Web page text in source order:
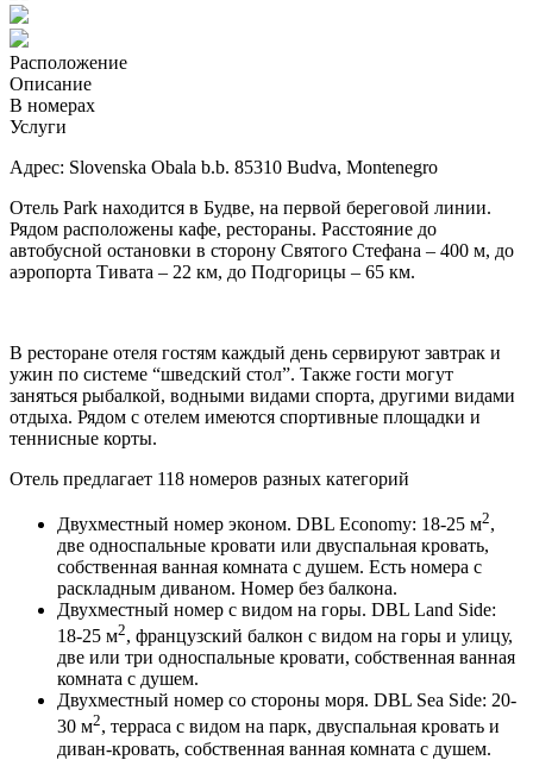
Расположение
Описание
В номерах
Услуги
Адрес: Slovenska Obala b.b. 85310 Budva, Montenegro
Отель Park находится в Будве, на первой береговой линии.
Рядом расположены кафе, рестораны. Расстояние до
автобусной остановки в сторону Святого Стефана – 400 м, до
аэропорта Тивата – 22 км, до Подгорицы – 65 км.
В ресторане отеля гостям каждый день сервируют завтрак и
ужин по системе “шведский стол”. Также гости могут
заняться рыбалкой, водными видами спорта, другими видами
отдыха. Рядом с отелем имеются спортивные площадки и
теннисные корты.
Отель предлагает 118 номеров разных категорий
Двухместный номер эконом. DBL Economy: 18-25 м2,
две односпальные кровати или двуспальная кровать,
собственная ванная комната с душем. Есть номера с
раскладным диваном. Номер без балкона.
Двухместный номер с видом на горы. DBL Land Side:
18-25 м2, французский балкон с видом на горы и улицу,
две или три односпальные кровати, собственная ванная
комната с душем.
Двухместный номер со стороны моря. DBL Sea Side: 20-
30 м2, терраса с видом на парк, двуспальная кровать и
диван-кровать, собственная ванная комната с душем.